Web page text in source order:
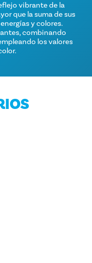
vibrante de la
que la suma de sus
y colores.
combinando
los valores